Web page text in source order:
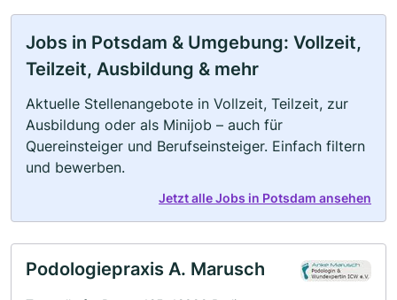
Jobs in Potsdam & Umgebung: Vollzeit,
Teilzeit, Ausbildung & mehr
Aktuelle Stellenangebote in Vollzeit, Teilzeit, zur
Ausbildung oder als Minijob – auch für
Quereinsteiger und Berufseinsteiger. Einfach filtern
und bewerben.
Jetzt alle Jobs in Potsdam ansehen
Podologiepraxis A. Marusch